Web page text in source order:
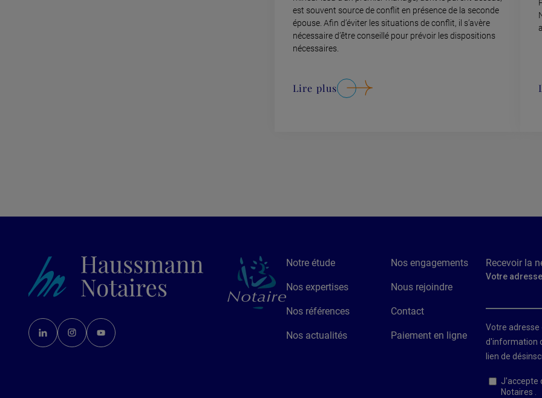
est souvent source de conflit en présence de la seconde
épouse. Afin d’éviter les situations de conflit, il s’avère
nécessaire d’être conseillé pour prévoir les dispositions
nécessaires.
Lire plus
Notre étude
Nos expertises
Nos références
Nos actualités
Nos engagements
Nous rejoindre
Contact
Paiement en ligne
Recevoir la